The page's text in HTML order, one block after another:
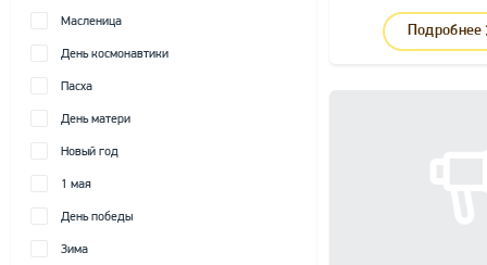
Масленица
День космонавтики
Пасха
День матери
Новый год
1 мая
День победы
Зима
Подробнее